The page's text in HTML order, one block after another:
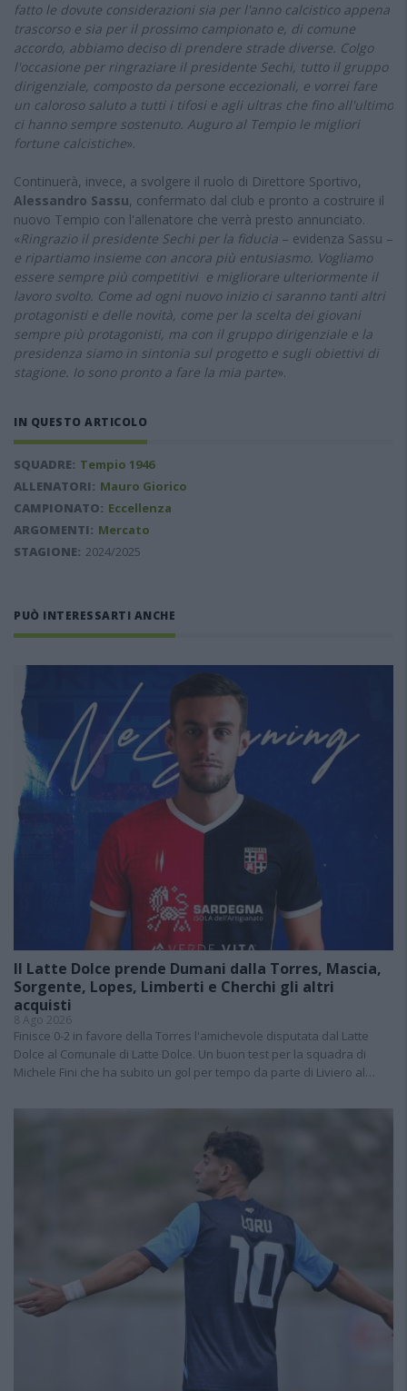
fatto le dovute considerazioni sia per l'anno calcistico appena
trascorso e sia per il prossimo campionato e, di comune
accordo, abbiamo deciso di prendere strade diverse. Colgo
l'occasione per ringraziare il presidente Sechi, tutto il gruppo
dirigenziale, composto da persone eccezionali, e vorrei fare
un caloroso saluto a tutti i tifosi e agli ultras che fino all'ultimo
ci hanno sempre sostenuto. Auguro al Tempio le migliori
fortune calcistiche».
Continuerà, invece, a svolgere il ruolo di Direttore Sportivo,
Alessandro Sassu, confermato dal club e pronto a costruire il
nuovo Tempio con l'allenatore che verrà presto annunciato.
«Ringrazio il presidente Sechi per la fiducia – evidenza Sassu –
e ripartiamo insieme con ancora più entusiasmo. Vogliamo
essere sempre più competitivi e migliorare ulteriormente il
lavoro svolto. Come ad ogni nuovo inizio ci saranno tanti altri
protagonisti e delle novità, come per la scelta dei giovani
sempre più protagonisti, ma con il gruppo dirigenziale e la
presidenza siamo in sintonia sul progetto e sugli obiettivi di
stagione. Io sono pronto a fare la mia parte».
IN QUESTO ARTICOLO
SQUADRE: Tempio 1946
ALLENATORI: Mauro Giorico
CAMPIONATO: Eccellenza
ARGOMENTI: Mercato
STAGIONE: 2024/2025
PUÒ INTERESSARTI ANCHE
Il Latte Dolce prende Dumani dalla Torres, Mascia,
Sorgente, Lopes, Limberti e Cherchi gli altri
acquisti
8 Ago 2026
Finisce 0-2 in favore della Torres l'amichevole disputata dal Latte
Dolce al Comunale di Latte Dolce. Un buon test per la squadra di
Michele Fini che ha subito un gol per tempo da parte di Liviero al…